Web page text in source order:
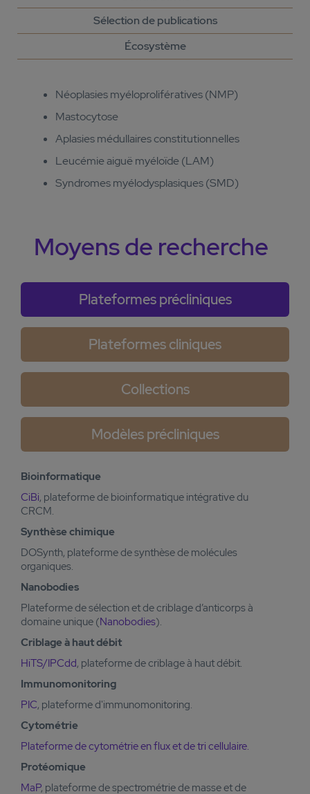
Sélection de publications
Écosystème
Néoplasies myéloprolifératives (NMP)
Mastocytose
Aplasies médullaires constitutionnelles
Leucémie aiguë myéloïde (LAM)
Syndromes myélodysplasiques (SMD)
Moyens de recherche
Plateformes précliniques
Plateformes cliniques
Collections
Modèles précliniques
Bioinformatique
CiBi, plateforme de bioinformatique intégrative du
CRCM.
Synthèse chimique
DOSynth, plateforme de synthèse de molécules
organiques.
Nanobodies
Plateforme de sélection et de criblage d’anticorps à
domaine unique (Nanobodies).
Criblage à haut débit
HiTS/IPCdd, plateforme de criblage à haut débit.
Immunomonitoring
PIC, plateforme d'immunomonitoring.
Cytométrie
Plateforme de cytométrie en flux et de tri cellulaire.
Protéomique
MaP, plateforme de spectrométrie de masse et de